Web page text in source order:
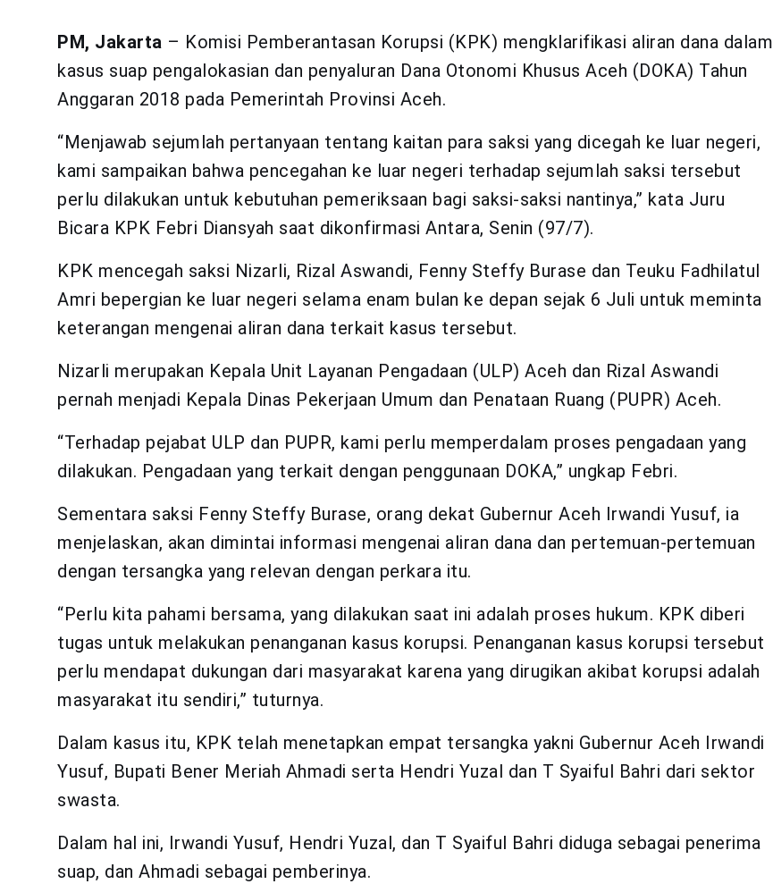
PM, Jakarta – Komisi Pemberantasan Korupsi (KPK) mengklarifikasi aliran dana dalam
kasus suap pengalokasian dan penyaluran Dana Otonomi Khusus Aceh (DOKA) Tahun
Anggaran 2018 pada Pemerintah Provinsi Aceh.
“Menjawab sejumlah pertanyaan tentang kaitan para saksi yang dicegah ke luar negeri,
kami sampaikan bahwa pencegahan ke luar negeri terhadap sejumlah saksi tersebut
perlu dilakukan untuk kebutuhan pemeriksaan bagi saksi-saksi nantinya,” kata Juru
Bicara KPK Febri Diansyah saat dikonfirmasi Antara, Senin (97/7).
KPK mencegah saksi Nizarli, Rizal Aswandi, Fenny Steffy Burase dan Teuku Fadhilatul
Amri bepergian ke luar negeri selama enam bulan ke depan sejak 6 Juli untuk meminta
keterangan mengenai aliran dana terkait kasus tersebut.
Nizarli merupakan Kepala Unit Layanan Pengadaan (ULP) Aceh dan Rizal Aswandi
pernah menjadi Kepala Dinas Pekerjaan Umum dan Penataan Ruang (PUPR) Aceh.
“Terhadap pejabat ULP dan PUPR, kami perlu memperdalam proses pengadaan yang
dilakukan. Pengadaan yang terkait dengan penggunaan DOKA,” ungkap Febri.
Sementara saksi Fenny Steffy Burase, orang dekat Gubernur Aceh Irwandi Yusuf, ia
menjelaskan, akan dimintai informasi mengenai aliran dana dan pertemuan-pertemuan
dengan tersangka yang relevan dengan perkara itu.
“Perlu kita pahami bersama, yang dilakukan saat ini adalah proses hukum. KPK diberi
tugas untuk melakukan penanganan kasus korupsi. Penanganan kasus korupsi tersebut
perlu mendapat dukungan dari masyarakat karena yang dirugikan akibat korupsi adalah
masyarakat itu sendiri,” tuturnya.
Dalam kasus itu, KPK telah menetapkan empat tersangka yakni Gubernur Aceh Irwandi
Yusuf, Bupati Bener Meriah Ahmadi serta Hendri Yuzal dan T Syaiful Bahri dari sektor
swasta.
Dalam hal ini, Irwandi Yusuf, Hendri Yuzal, dan T Syaiful Bahri diduga sebagai penerima
suap, dan Ahmadi sebagai pemberinya.